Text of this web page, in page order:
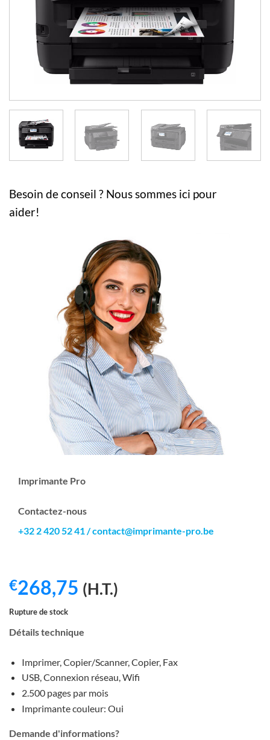
Besoin de conseil ? Nous sommes ici pour
aider!
Imprimante Pro
Contactez-nous
+32 2 420 52 41/contact@imprimante-pro.be
€268,75 (H.T.)
Rupture de stock
Détails technique
Imprimer, Copier/Scanner, Copier, Fax
USB, Connexion réseau, Wifi
2.500 pages par mois
Imprimante couleur: Oui
Demande d'informations?